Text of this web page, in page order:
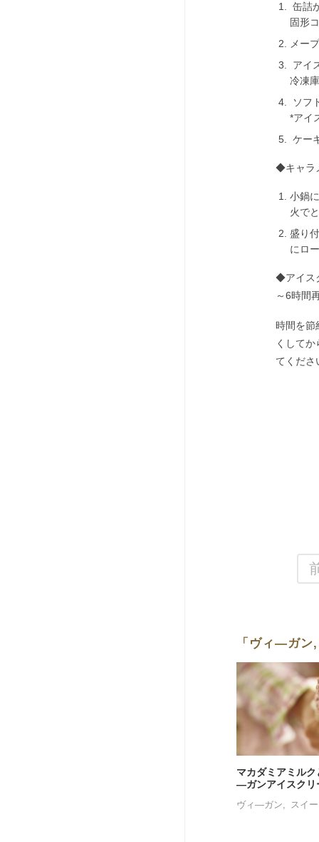
缶詰
固形
メー
アイ
冷凍
ソフ
*アイ
ケー
◆キャラ
小鍋
火で
盛り
にロ
◆アイス
～6時間
時間を節
くして
てくださ
「ヴィ―ガン
マカダミアミル
―ガンアイスクリ
ヴィ―ガン スイ